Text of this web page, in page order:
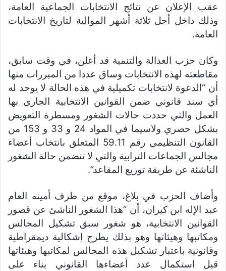
عقب الإعلان عن نتائج الانتخابات الجماعية العامة،
وذلك داخل أجل ثلاثة أشهر الموالية لتاريخ الانتخابات
العامة.
وكان حزب العدالة والتنمية قد أعلن، في وقت سابق،
مقاطعته لهذه الانتخابات وساق عددا من المبررات منها
أن “الدعوة لانتخابات تكميلية في هذه الحالة لا يوجد له
أي سند قانوني ضمن القوانين الانتخابية الجاري بها
العمل والتي حددت حالات الشغور ومسطرة التعويض
بشكل حصري ولاسيما في المواد 24 و 33 و 153 من
القانون التنظيمي رقم 59.11 المتعلق بانتخاب أعضاء
مجالس الجماعات الترابية والتي لا تتضمن حالة الشغور
الناشئة عن طريقة توزيع المقاعد”.
وأضاف الحزب في بلاغ، موقع من طرف أمينه العام
عبد الإله ابن كيران، أن “هذا الشغور الناشئ عن قصور
القوانين الانتخابية، هو شغور سبق تشكيل المجالس
ومكاتبها وهيئاتها وهو بذلك يطرح إشكالية ديمقراطية
وقانونية باعتبار تشكيل هذه المجالس لمكاتبها وهيئاتها
قبل استكمال عدد أعضاءها القانوني بناء على